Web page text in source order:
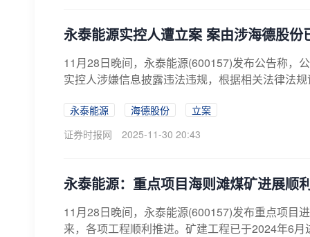
永泰能源实控人遭立案 案由涉海德股份
11月28日晚间，永泰能源(600157)发布公告称，
实控人涉嫌信息披露违法违规，根据相关法律法
永泰能源 海德股份
立案
证券时报网
2025-11-30 20:43
永泰能源：重点项目海则滩煤矿进展顺
11月28日晚间，永泰能源(600157)发布重点项目
来，各项工程顺利推进。矿建工程已于2024年6